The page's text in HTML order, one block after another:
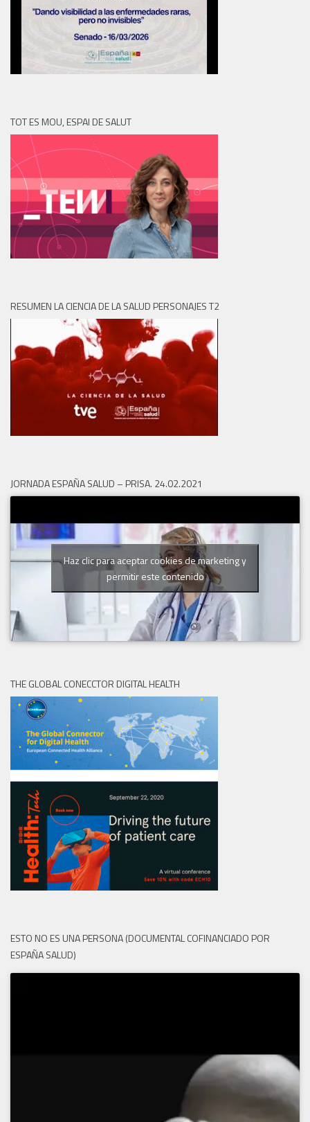
TOT ES MOU, ESPAI DE SALUT
RESUMEN LA CIENCIA DE LA SALUD PERSONAJES T2
JORNADA ESPAÑA SALUD – PRISA. 24.02.2021
Haz clic para aceptar cookies de marketing y
permitir este contenido
THE GLOBAL CONECCTOR DIGITAL HEALTH
ESTO NO ES UNA PERSONA (DOCUMENTAL COFINANCIADO POR
ESPAÑA SALUD)